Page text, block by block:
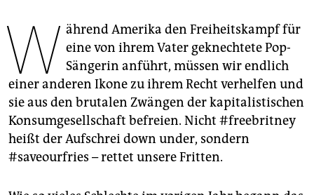
wahrheit
verlag
verlag
veranstaltungen
shop
W ährend Amerika den Freiheitskampf für
eine von ihrem Vater geknechtete Pop-
Sängerin anführt, müssen wir endlich
einer anderen Ikone zu ihrem Recht verhelfen und
sie aus den brutalen Zwängen der kapitalistischen
Konsumgesellschaft befreien. Nicht #freebritney
heißt der Aufschrei down under, sondern
#saveourfries – rettet unsere Fritten.